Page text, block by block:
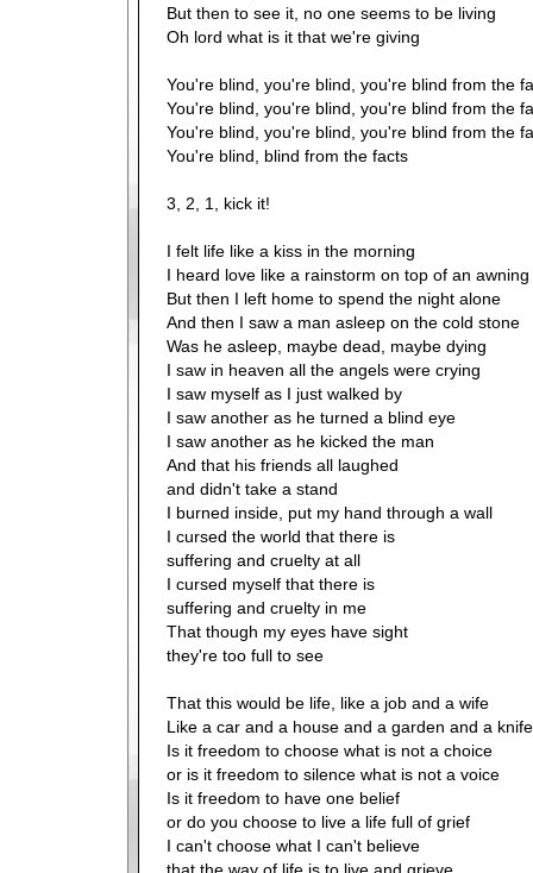
But then to see it, no one seems to be living
Oh lord what is it that we're giving
You're blind, you're blind, you're blind from the
You're blind, you're blind, you're blind from the
You're blind, you're blind, you're blind from the
You're blind, blind from the facts
3, 2, 1, kick it!
I felt life like a kiss in the morning
I heard love like a rainstorm on top of an awning
But then I left home to spend the night alone
And then I saw a man asleep on the cold stone
Was he asleep, maybe dead, maybe dying
I saw in heaven all the angels were crying
I saw myself as I just walked by
I saw another as he turned a blind eye
I saw another as he kicked the man
And that his friends all laughed
and didn't take a stand
I burned inside, put my hand through a wall
I cursed the world that there is
suffering and cruelty at all
I cursed myself that there is
suffering and cruelty in me
That though my eyes have sight
they're too full to see
That this would be life, like a job and a wife
Like a car and a house and a garden and a knife
Is it freedom to choose what is not a choice
or is it freedom to silence what is not a voice
Is it freedom to have one belief
or do you choose to live a life full of grief
I can't choose what I can't believe